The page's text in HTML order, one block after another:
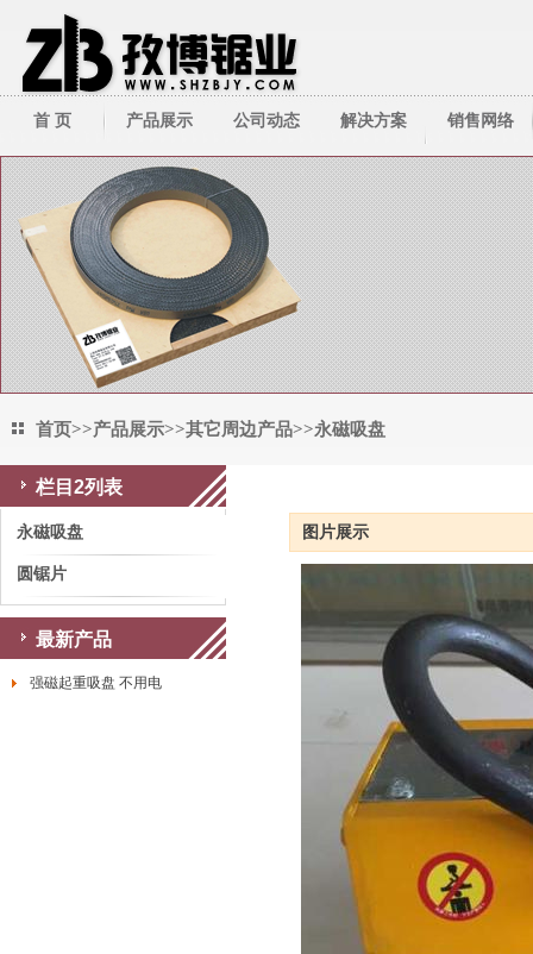
首 页 产品展示
带锯床系列
带锯条系列
圆锯机/切管机
其它周边产品
公司动态
公司新闻
行业新闻
解决方案
技术资料
销售网络
首页>>产品展示>>其它周边产品>>永磁吸盘
永磁吸盘
栏目2列表
永磁吸盘
圆锯片
最新产品
强磁起重吸盘 不用电
图片展示